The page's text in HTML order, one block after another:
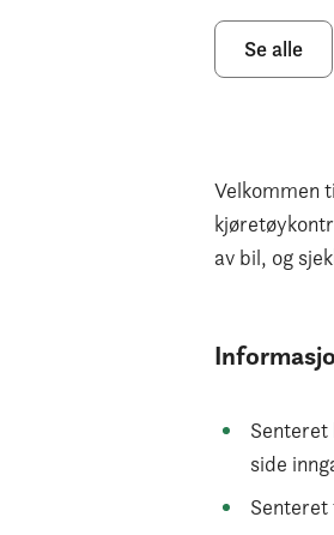
Se alle
Velkommen
av bil, og
Senteret
side